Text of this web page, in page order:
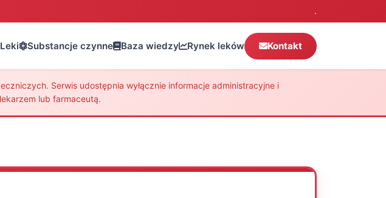
.
Leki Substancje czynne Baza wiedzy Rynek leków Kontakt
Serwis udostępnia wyłącznie informacje administracyjne i
lub farmaceutą.